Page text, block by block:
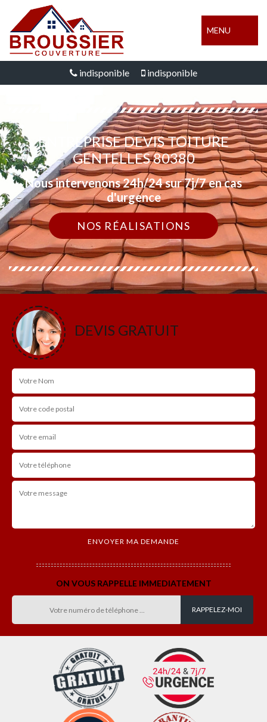
MENU
indisponible indisponible
ENTREPRISE DEVIS TOITURE
GENTELLES 80380
Nous intervenons 24h/24 sur 7j/7 en cas
d'urgence
NOS RÉALISATIONS
DEVIS GRATUIT
ON VOUS RAPPELLE IMMEDIATEMENT